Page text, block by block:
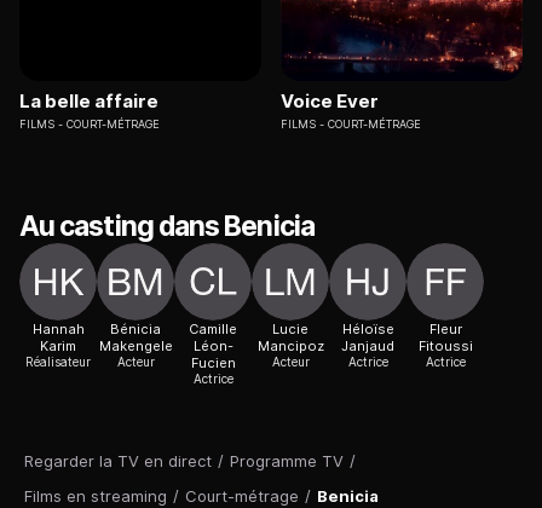
Regarder la TV en direct / Programme TV /
Films en streaming / Court-métrage / Benicia
La belle affaire
FILMS COURT-MÉTRAGE
Voice Ever
FILMS COURT-MÉTRAGE
Au casting dans Benicia
Hannah
Karim
Réalisateur
Bénicia
Makengele
Acteur
Camille
Léon-
Fucien
Actrice
Lucie
Mancipoz
Acteur
Héloïse
Janjaud
Actrice
Fleur
Fitoussi
Actrice